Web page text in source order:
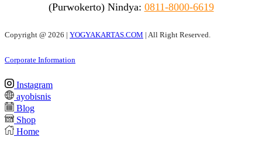
(Purwokerto) Nindya: 0811-8000-6619
Copyright @ 2026 | YOGYAKARTAS.COM | All Right Reserved.
Corporate Information
Instagram
ayobisnis
Blog
Shop
Home